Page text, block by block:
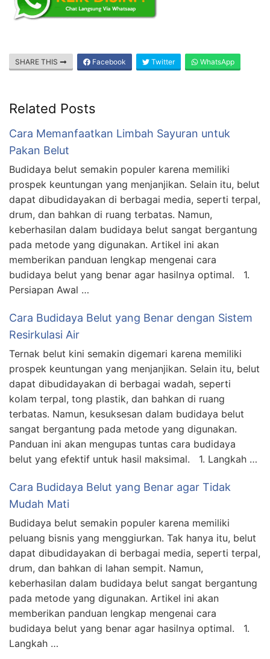
SHARE THIS Facebook Twitter WhatsApp
Related Posts
Cara Memanfaatkan Limbah Sayuran untuk
Pakan Belut
Budidaya belut semakin populer karena memiliki
prospek keuntungan yang menjanjikan. Selain itu, belut
dapat dibudidayakan di berbagai media, seperti terpal,
drum, dan bahkan di ruang terbatas. Namun,
keberhasilan dalam budidaya belut sangat bergantung
pada metode yang digunakan. Artikel ini akan
memberikan panduan lengkap mengenai cara
budidaya belut yang benar agar hasilnya optimal. 1.
Persiapan Awal …
Cara Budidaya Belut yang Benar dengan Sistem
Resirkulasi Air
Ternak belut kini semakin digemari karena memiliki
prospek keuntungan yang menjanjikan. Selain itu, belut
dapat dibudidayakan di berbagai wadah, seperti
kolam terpal, tong plastik, dan bahkan di ruang
terbatas. Namun, kesuksesan dalam budidaya belut
sangat bergantung pada metode yang digunakan.
Panduan ini akan mengupas tuntas cara budidaya
belut yang efektif untuk hasil maksimal. 1. Langkah …
Cara Budidaya Belut yang Benar agar Tidak
Mudah Mati
Budidaya belut semakin populer karena memiliki
peluang bisnis yang menggiurkan. Tak hanya itu, belut
dapat dibudidayakan di berbagai media, seperti terpal,
drum, dan bahkan di lahan sempit. Namun,
keberhasilan dalam budidaya belut sangat bergantung
pada metode yang digunakan. Artikel ini akan
memberikan panduan lengkap mengenai cara
budidaya belut yang benar agar hasilnya optimal. 1.
Langkah …